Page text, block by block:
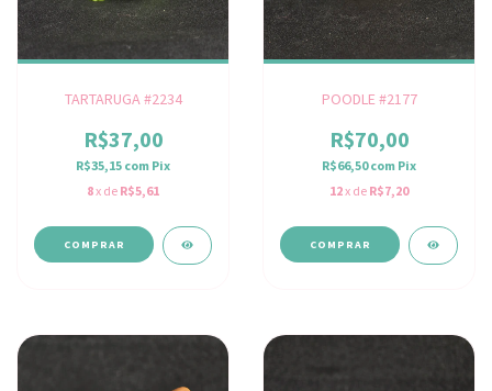
TARTARUGA #2234
R$37,00
R$35,15 com Pix
8x de R$5,61
POODLE #2177
R$70,00
R$66,50com Pix
12x de R$7,20